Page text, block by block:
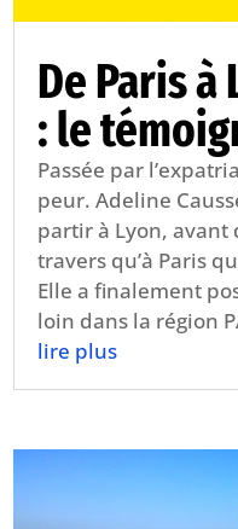
De Paris à
: le
Passée par
peur. Adeline
partir à Lyon, avant
travers qu’à Paris
Elle a finalement
loin dans la région
lire plus